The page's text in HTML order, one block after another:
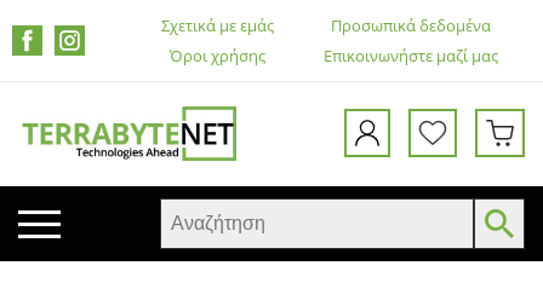
Σχετικά με εμάς
Επικοινωνήστε μαζί μας
Προσωπικά δεδομένα
Όροι χρήσης